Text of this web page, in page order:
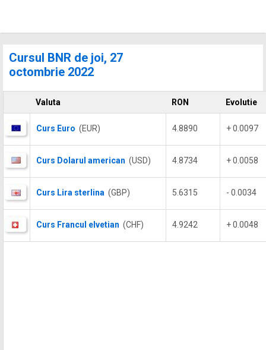
Cursul BNR de joi, 27
octombrie 2022
Valuta RON Evolutie
Curs Euro (EUR) 4.8890 + 0.0097
Curs Dolarul american (USD) 4.8734 + 0.0058
Curs Lira sterlina (GBP) 5.6315 - 0.0034
Curs Francul elvetian (CHF) 4.9242 + 0.0048